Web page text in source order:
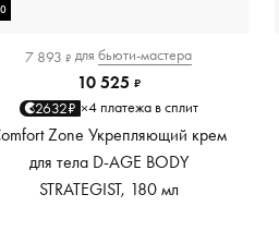
7 893 ₽ для бьюти-мастера
10 525 ₽
2632₽ ×4 платежа в сплит
Zone Укрепляющий крем
для тела D-AGE BODY
STRATEGIST, 180 мл